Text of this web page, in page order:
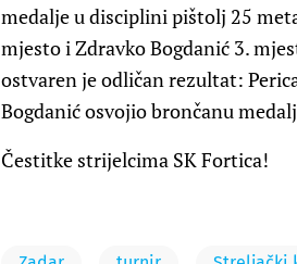
medalje u disciplini pištolj 25
mjesto i Zdravko Bogdanić 3.
ostvaren je odličan rezultat:
Bogdanić osvojio brončanu
Čestitke strijelcima SK Fortica!